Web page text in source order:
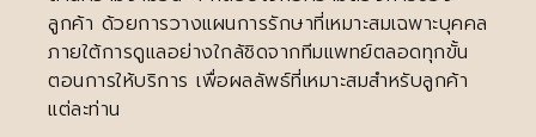
ลูกค้า ด้วยการวางแผนการรักษาที่เหมาะสมเฉพาะบุคคล
ภายใต้การดูแลอย่างใกล้ชิดจากทีมแพทย์ตลอดทุกขั้น
ตอนการให้บริการ เพื่อผลลัพธ์ที่เหมาะสมสำหรับลูกค้า
แต่ละท่าน